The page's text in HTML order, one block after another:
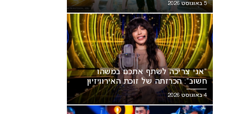
אירוויזיון 2027: ההתלבטות על
התאריכים עלולה להשפיע על
ישראל
5 באוגוסט 2026
“אני צריכה לשתף אתכם במשהו
חשוב”: הכרזתה של זוכת האירוויזיון
מסעירה את הרשת
4 באוגוסט 2026